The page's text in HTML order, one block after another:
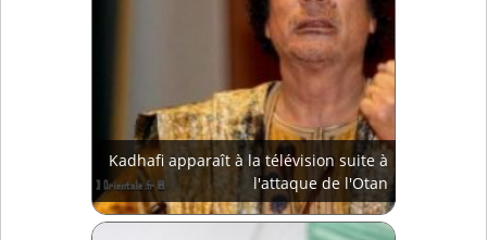
Kadhafi apparaît à la télévision suite à
l'attaque de l'Otan